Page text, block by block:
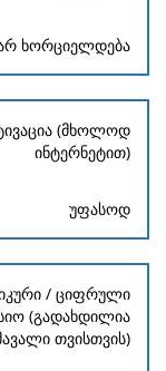
ხორციელდება
(მხოლოდ
ინტერნეტით)
უფასოდ
/ ციფრული
(გადახდილია
თვისთვის)